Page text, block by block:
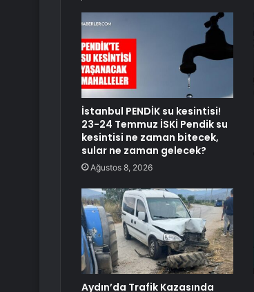
İstanbul PENDİK su kesintisi!
23-24 Temmuz İSKİ Pendik su
kesintisi ne zaman bitecek,
sular ne zaman gelecek?
Ağustos 8, 2026
Aydın’da Trafik Kazasında